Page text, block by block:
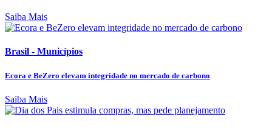
Saiba Mais
Brasil - Municípios
Ecora e BeZero elevam integridade no mercado de carbono
Saiba Mais